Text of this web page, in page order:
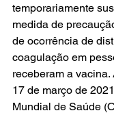
temporariamente
medida de
de ocorrência de
coagulação em
receberam a vacina.
17 de março de
Mundial de Saúde